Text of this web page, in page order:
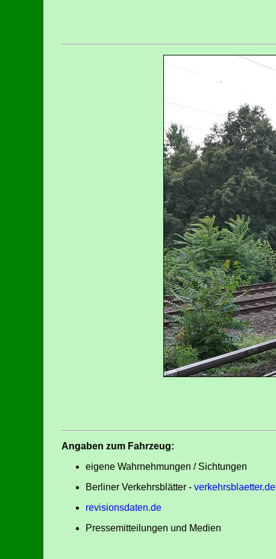
Angaben zum Fahrzeug:
eigene Wahrnehmungen / Sichtungen
Berliner Verkehrsblätter - verkehrsblaetter.de
revisionsdaten.de
Pressemitteilungen und Medien